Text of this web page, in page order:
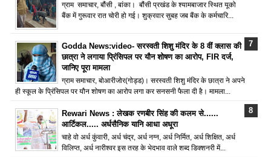
ग्राम समाचार, बौंसी , बांका। बौंसी प्रखंड के श्यामबाजार स्थित यूको
बैंक में गुरूवार रात चोरी हो गई। शुक्रवार सुबह जब बैंक के कर्मचारि...
Godda News:video- सरस्वती शिशु मंदिर के 8 वीं क्लास की
छात्रा ने लगाया प्रिंसिपल पर यौन शोषण का आरोप, FIR दर्ज,
जानिए पूरा मामला
ग्राम समाचार, बोआरीजोर(गोड्ड)। सरस्वती शिशु मंदिर के छात्रा ने अपने
ही स्कूल के प्रिंसिपल पर यौन शोषण का आरोप लगा कर सनसनी फैला दी है। मामला...
Rewari News : लेखक रणबीर सिंह की कलम से......
आर्टिकल..... अर्धसैनिक यानि आधा अधूरा
चाहे वो अर्ध कुंवारी, अर्ध चंद्र, अर्ध नग्न, अर्ध निर्मित, अर्ध शिक्षित, अर्ध
विलिप्त, अर्ध नारीश्वर इस तरह के भेदभाव वाले शब्द डिक्शनरी में...